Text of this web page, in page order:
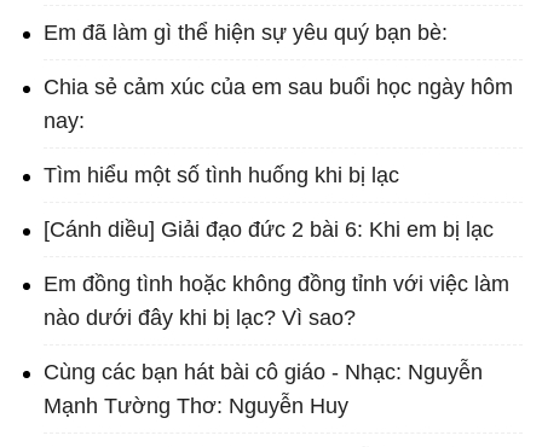
Em đã làm gì thể hiện sự yêu quý bạn bè:
Chia sẻ cảm xúc của em sau buổi học ngày hôm
nay:
Tìm hiểu một số tình huống khi bị lạc
[Cánh diều] Giải đạo đức 2 bài 6: Khi em bị lạc
Em đồng tình hoặc không đồng tỉnh với việc làm
nào dưới đây khi bị lạc? Vì sao?
Cùng các bạn hát bài cô giáo - Nhạc: Nguyễn
Mạnh Tường Thơ: Nguyễn Huy